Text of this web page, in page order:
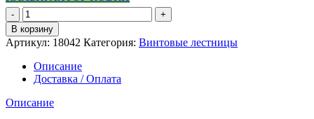
Количество
товара
Кованая
винтовая
лестница
в
особняк
В корзину
Артикул: 18042 Категория: Винтовые лестницы
Описание
Доставка / Оплата
Описание